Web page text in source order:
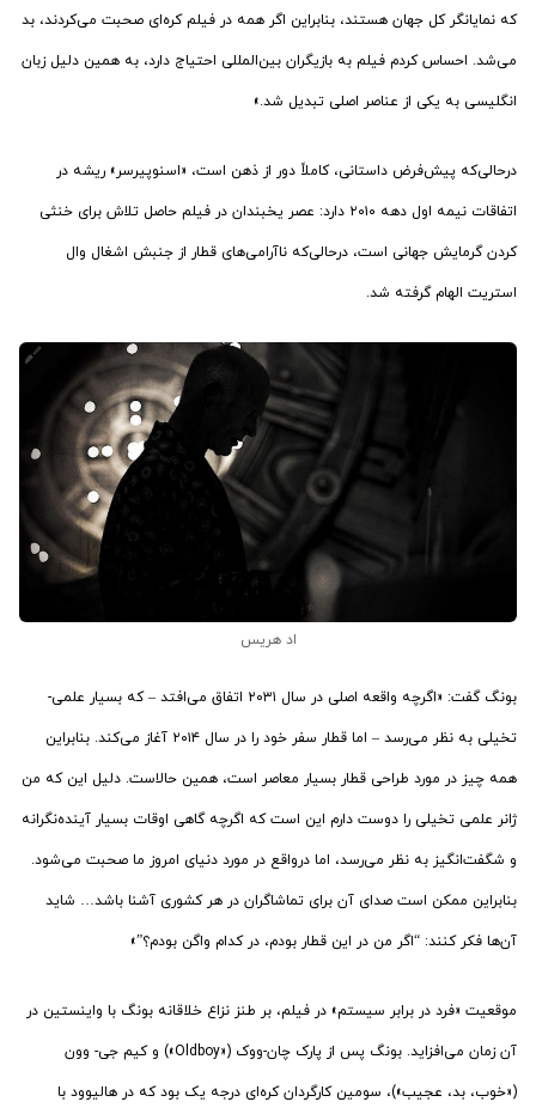
که نمایانگر کل جهان هستند، بنابراین اگر همه در فیلم کره‌ای صحبت می‌کردند، بد
می‌شد. احساس کردم فیلم به بازیگران بین‌المللی احتیاج دارد، به همین دلیل زبان
انگلیسی به یکی از عناصر اصلی تبدیل شد.»
درحالی‌که پیش‌فرض داستانی، کاملاً دور از ذهن است، «اسنوپیرسر» ریشه در
اتفاقات نیمه اول دهه ۲۰۱۰ دارد: عصر یخبندان در فیلم حاصل تلاش برای خنثی
کردن گرمایش جهانی است، درحالی‌که ناآرامی‌های قطار از جنبش اشغال وال
استریت الهام گرفته شد.
اد هریس
بونگ گفت: «اگرچه واقعه اصلی در سال ۲۰۳۱ اتفاق می‌افتد – که بسیار علمی-
تخیلی به نظر می‌رسد – اما قطار سفر خود را در سال ۲۰۱۴ آغاز می‌کند. بنابراین
همه چیز در مورد طراحی قطار بسیار معاصر است، همین حالاست. دلیل این که من
ژانر علمی تخیلی را دوست دارم این است که اگرچه گاهی اوقات بسیار آینده‌نگرانه
و شگفت‌انگیز به نظر می‌رسد، اما درواقع در مورد دنیای امروز ما صحبت می‌شود.
بنابراین ممکن است صدای آن برای تماشاگران در هر کشوری آشنا باشد… شاید
آن‌ها فکر کنند: “اگر من در این قطار بودم، در کدام واگن بودم؟”»
موقعیت «فرد در برابر سیستم» در فیلم، بر طنز نزاع خلاقانه بونگ با واینستین در
آن زمان می‌افزاید. بونگ پس از پارک چان-ووک («Oldboy») و کیم جی- وون
(«خوب، بد، عجیب»)، سومین کارگردان کره‌ای درجه یک بود که در هالیوود با